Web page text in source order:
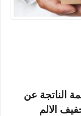
الناتجة عن
الالم